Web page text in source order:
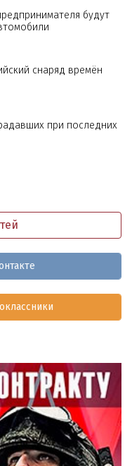
будут
снаряд времён
при последних